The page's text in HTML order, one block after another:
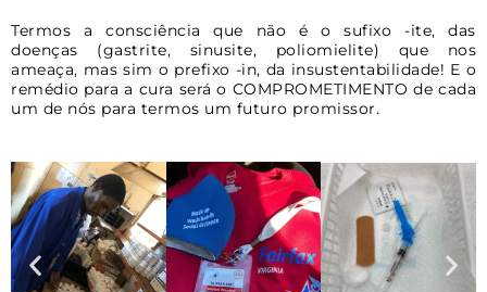
Termos a consciência que não é o sufixo -ite, das
doenças (gastrite, sinusite, poliomielite) que nos
ameaça, mas sim o prefixo -in, da insustentabilidade! E o
remédio para a cura será o COMPROMETIMENTO de cada
um de nós para termos um futuro promissor.